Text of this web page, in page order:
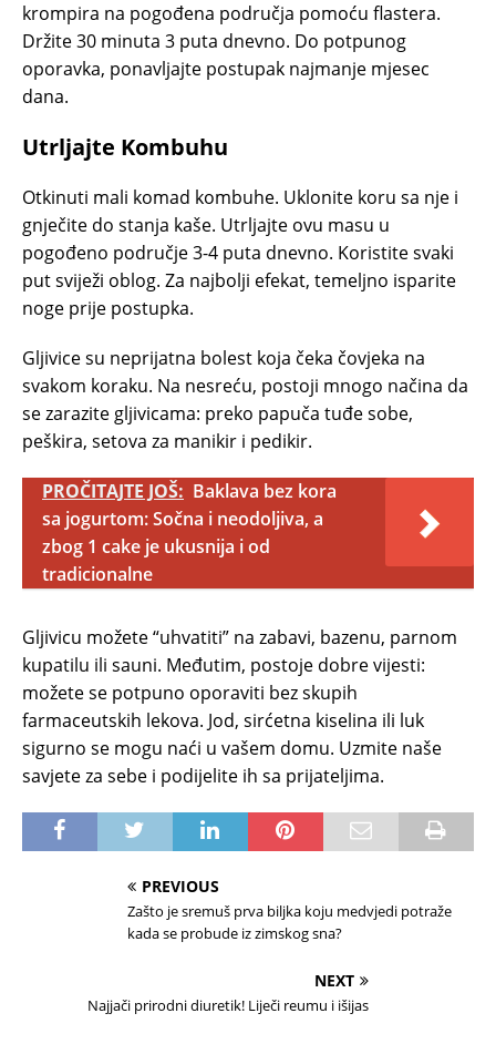
krompira na pogođena područja pomoću flastera.
Držite 30 minuta 3 puta dnevno. Do potpunog
oporavka, ponavljajte postupak najmanje mjesec
dana.
Utrljajte Kombuhu
Otkinuti mali komad kombuhe. Uklonite koru sa nje i
gnječite do stanja kaše. Utrljajte ovu masu u
pogođeno područje 3-4 puta dnevno. Koristite svaki
put sviježi oblog. Za najbolji efekat, temeljno isparite
noge prije postupka.
Gljivice su neprijatna bolest koja čeka čovjeka na
svakom koraku. Na nesreću, postoji mnogo načina da
se zarazite gljivicama: preko papuča tuđe sobe,
peškira, setova za manikir i pedikir.
PROČITAJTE JOŠ: Baklava bez kora
sa jogurtom: Sočna i neodoljiva, a
zbog 1 cake je ukusnija i od
tradicionalne
Gljivicu možete “uhvatiti” na zabavi, bazenu, parnom
kupatilu ili sauni. Međutim, postoje dobre vijesti:
možete se potpuno oporaviti bez skupih
farmaceutskih lekova. Jod, sirćetna kiselina ili luk
sigurno se mogu naći u vašem domu. Uzmite naše
savjete za sebe i podijelite ih sa prijateljima.
PREVIOUS
Zašto je sremuš prva biljka koju medvjedi potraže
kada se probude iz zimskog sna?
NEXT
Najjači prirodni diuretik! Liječi reumu i išijas